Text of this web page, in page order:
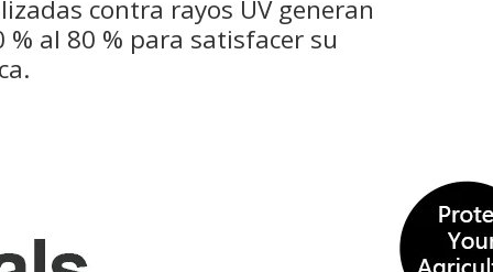
contra rayos UV generan
al 80 % para satisfacer su